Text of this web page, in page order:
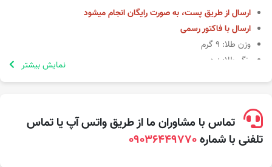
ارسال از طریق پست، به صورت رایگان انجام میشود
ارسال با فاکتور رسمی
وزن طلا: 9 گرم
رنگ طلا: زرد
نمایش بیشتر
تماس با مشاوران ما از طریق واتس آپ یا تماس
تلفنی با شماره09036449770